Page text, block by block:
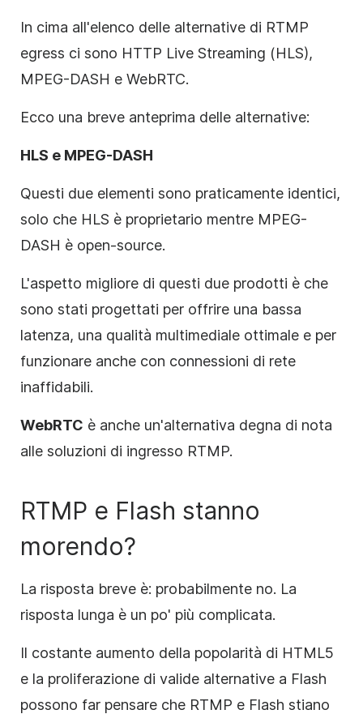
In cima all'elenco delle alternative di RTMP
egress ci sono HTTP Live Streaming (HLS),
MPEG-DASH e WebRTC.
Ecco una breve anteprima delle alternative:
HLS e MPEG-DASH
Questi due elementi sono praticamente identici,
solo che HLS è proprietario mentre MPEG-
DASH è open-source.
L'aspetto migliore di questi due prodotti è che
sono stati progettati per offrire una bassa
latenza, una qualità multimediale ottimale e per
funzionare anche con connessioni di rete
inaffidabili.
WebRTC è anche un'alternativa degna di nota
alle soluzioni di ingresso RTMP.
RTMP e Flash stanno
morendo?
La risposta breve è: probabilmente no. La
risposta lunga è un po' più complicata.
Il costante aumento della popolarità di HTML5
e la proliferazione di valide alternative a Flash
possono far pensare che RTMP e Flash stiano